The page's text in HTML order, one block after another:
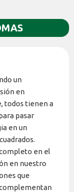
un
en
todos tienen a
pasar
en un
en el
en nuestro
que
complementan